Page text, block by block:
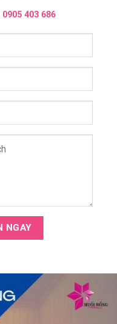
0905 403 686